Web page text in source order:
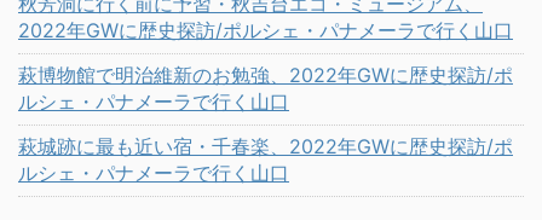
2022年GWに歴史探訪/ポルシェ・パナメーラで行く山口
萩博物館で明治維新のお勉強、2022年GWに歴史探訪/ポ
ルシェ・パナメーラで行く山口
萩城跡に最も近い宿・千春楽、2022年GWに歴史探訪/ポ
ルシェ・パナメーラで行く山口